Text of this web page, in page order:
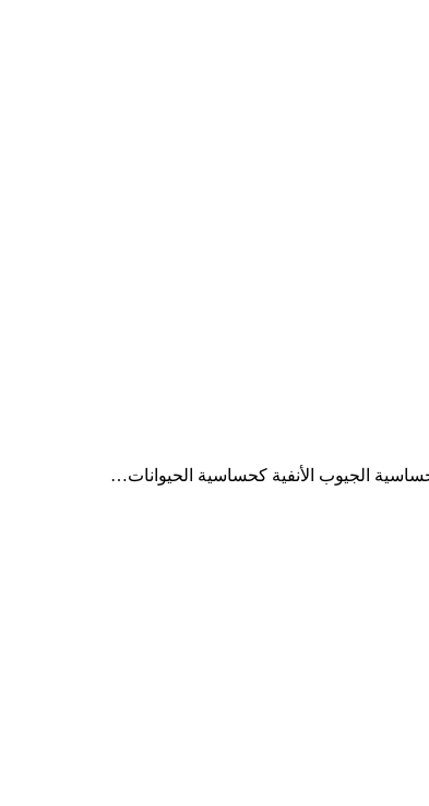
الجيوب الأنفية كحساسية الحيوانات…